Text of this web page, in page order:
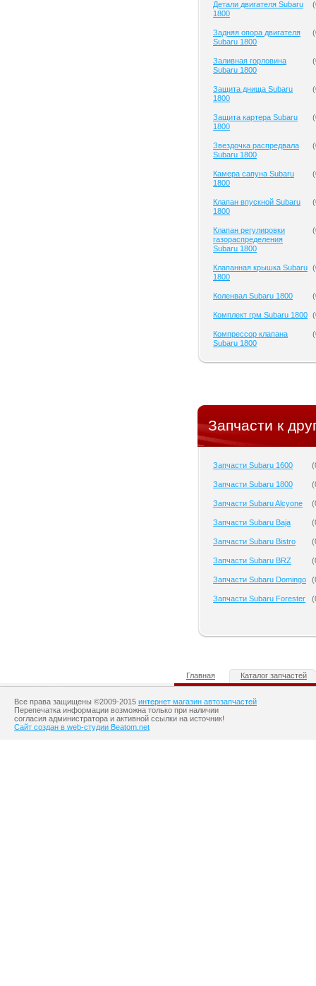
Детали двигателя Subaru
1800
(
Задняя опора двигателя
Subaru 1800
(
Заливная горловина
Subaru 1800
(
Защита днища Subaru
1800
(
Защита картера Subaru
1800
(
Звездочка распредвала
Subaru 1800
(
Камера сапуна Subaru
1800
(
Клапан впускной Subaru
1800
(
Клапан регулировки
газораспределения
Subaru 1800
(
Клапанная крышка Subaru
1800
(
Коленвал Subaru 1800 (
Комплект грм Subaru 1800 (
Компрессор клапана
Subaru 1800
(
Запчасти к
Запчасти Subaru 1600 (
Запчасти Subaru 1800 (
Запчасти Subaru Alcyone (
Запчасти Subaru Baja (
Запчасти Subaru Bistro (
Запчасти Subaru BRZ (
Запчасти Subaru Domingo (
Запчасти Subaru Forester (
Главная Каталог запчастей
Все права защищены ©2009-2015 интернет магазин автозапчастей
Перепечатка информации возможна только при наличии
согласия администратора и активной ссылки на источник!
Сайт создан в web-студии Beatom.net